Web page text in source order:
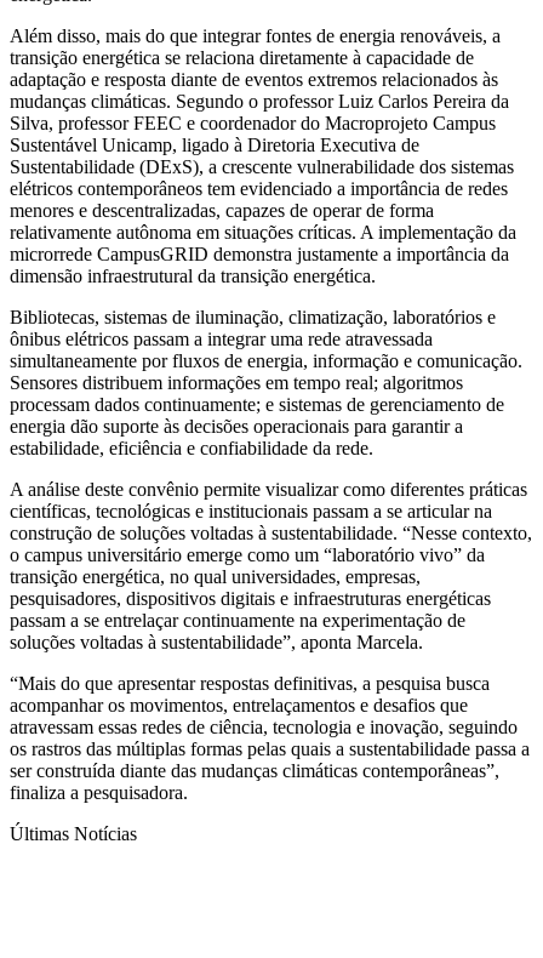
Além disso, mais do que integrar fontes de energia renováveis, a
transição energética se relaciona diretamente à capacidade de
adaptação e resposta diante de eventos extremos relacionados às
mudanças climáticas. Segundo o professor Luiz Carlos Pereira da
Silva, professor FEEC e coordenador do Macroprojeto Campus
Sustentável Unicamp, ligado à Diretoria Executiva de
Sustentabilidade (DExS), a crescente vulnerabilidade dos sistemas
elétricos contemporâneos tem evidenciado a importância de redes
menores e descentralizadas, capazes de operar de forma
relativamente autônoma em situações críticas. A implementação da
microrrede CampusGRID demonstra justamente a importância da
dimensão infraestrutural da transição energética.
Bibliotecas, sistemas de iluminação, climatização, laboratórios e
ônibus elétricos passam a integrar uma rede atravessada
simultaneamente por fluxos de energia, informação e comunicação.
Sensores distribuem informações em tempo real; algoritmos
processam dados continuamente; e sistemas de gerenciamento de
energia dão suporte às decisões operacionais para garantir a
estabilidade, eficiência e confiabilidade da rede.
A análise deste convênio permite visualizar como diferentes práticas
científicas, tecnológicas e institucionais passam a se articular na
construção de soluções voltadas à sustentabilidade. “Nesse contexto,
o campus universitário emerge como um “laboratório vivo” da
transição energética, no qual universidades, empresas,
pesquisadores, dispositivos digitais e infraestruturas energéticas
passam a se entrelaçar continuamente na experimentação de
soluções voltadas à sustentabilidade”, aponta Marcela.
“Mais do que apresentar respostas definitivas, a pesquisa busca
acompanhar os movimentos, entrelaçamentos e desafios que
atravessam essas redes de ciência, tecnologia e inovação, seguindo
os rastros das múltiplas formas pelas quais a sustentabilidade passa a
ser construída diante das mudanças climáticas contemporâneas”,
finaliza a pesquisadora.
Últimas Notícias